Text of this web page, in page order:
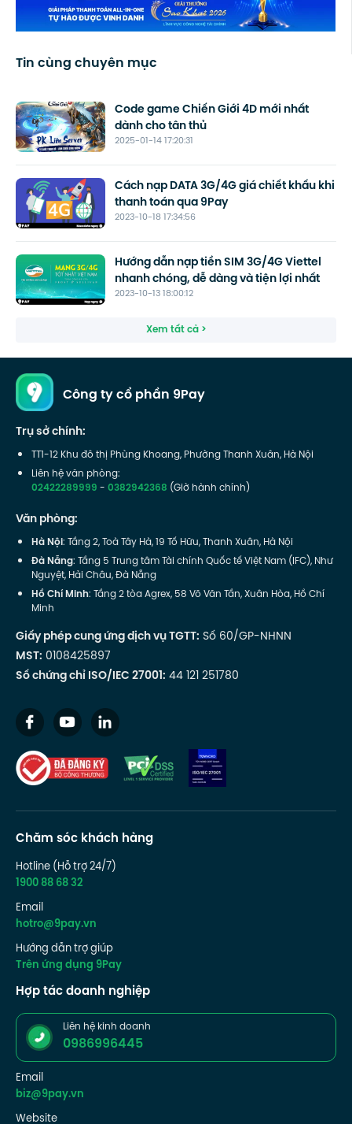
Tin cùng chuyên mục
2025-01-14 17:20:31
Code game Chiến Giới 4D mới nhất
dành cho tân thủ
2023-10-18 17:34:56
Cách nạp DATA 3G/4G giá chiết khấu khi
thanh toán qua 9Pay
2023-10-13 18:00:12
Hướng dẫn nạp tiền SIM 3G/4G Viettel
nhanh chóng, dễ dàng và tiện lợi nhất
Xem tất cả >
Công ty cổ phần 9Pay
Trụ sở chính:
TT1-12 Khu đô thị Phùng Khoang, Phường Thanh Xuân, Hà Nội
Liên hệ văn phòng:
02422289999-0382942368 (Giờ hành chính)
Văn phòng:
Hà Nội: Tầng 2, Toà Tây Hà, 19 Tố Hữu, Thanh Xuân, Hà Nội
Đà Nẵng: Tầng 5 Trung tâm Tài chính Quốc tế Việt Nam (IFC), Như
Nguyệt, Hải Châu, Đà Nẵng
Hồ Chí Minh: Tầng 2 tòa Agrex, 58 Võ Văn Tần, Xuân Hòa, Hồ Chí
Minh
Giấy phép cung ứng dịch vụ TGTT: Số 60/GP-NHNN
MST: 0108425897
Số chứng chỉ ISO/IEC 27001: 44 121 251780
Chăm sóc khách hàng
Hotline (Hỗ trợ 24/7)
1900 88 68 32
Email
hotro@9pay.vn
Hướng dẫn trợ giúp
Trên ứng dụng 9Pay
Hợp tác doanh nghiệp
Liên hệ kinh doanh
0986996445
Email
biz@9pay.vn
Website